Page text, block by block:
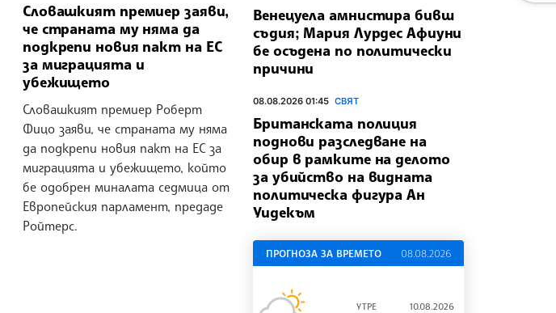
Словашкият премиер заяви,
че страната му няма да
подкрепи новия пакт на ЕС
за миграцията и
убежището
Словашкият премиер Роберт
Фицо заяви, че страната му няма
да подкрепи новия пакт на ЕС за
миграцията и убежището, който
бе одобрен миналата седмица от
Европейския парламент, предаде
Ройтерс.
Венецуела амнистира бивш
съдия; Мария Лурдес Афиуни
бе осъдена по политически
причини
08.08.2026 01:45 СВЯТ
Британската полиция
поднови разследване на
обир в рамките на делото
за убийство на видната
политическа фигура Ан
Уидекъм
ПРОГНОЗА ЗА ВРЕМЕТО 08.08.2026
УТРЕ 10.08.2026